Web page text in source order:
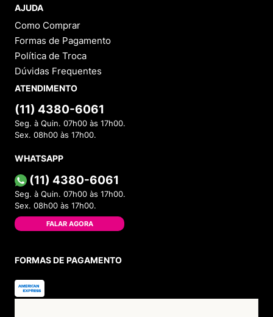
AJUDA
Como Comprar
Formas de Pagamento
Política de Troca
Dúvidas Frequentes
ATENDIMENTO
(11) 4380-6061
Seg. à Quin. 07h00 às 17h00.
Sex. 08h00 às 17h00.
WHATSAPP
(11) 4380-6061
Seg. à Quin. 07h00 às 17h00.
Sex. 08h00 às 17h00.
FALAR AGORA
FORMAS DE PAGAMENTO